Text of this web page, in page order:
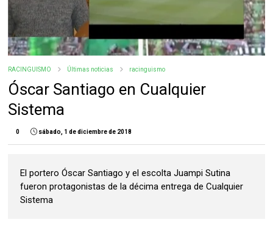
RACINGUISMO Últimas noticias racinguismo
Óscar Santiago en Cualquier
Sistema
0 sábado, 1 de diciembre de 2018
El portero Óscar Santiago y el escolta Juampi Sutina
fueron protagonistas de la décima entrega de Cualquier
Sistema